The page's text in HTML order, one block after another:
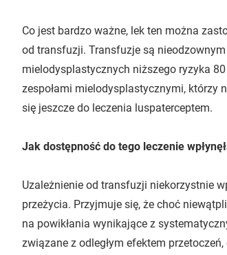
Co jest bardzo ważne, lek ten można
od transfuzji. Transfuzje są
mielodysplastycznych niższego ryzyka
zespołami mielodysplastycznymi,
się jeszcze do leczenia luspaterceptem.
Jak dostępność do tego leczenie
Uzależnienie od transfuzji niekorzystnie
przeżycia. Przyjmuje się, że choć
na powikłania wynikające z
związane z odległym efektem